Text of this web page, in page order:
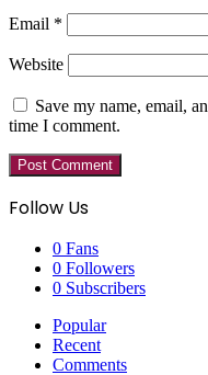
Email *
Website
Save my name, email,
time I comment.
Follow Us
0 Fans
0 Followers
0 Subscribers
Popular
Recent
Comments